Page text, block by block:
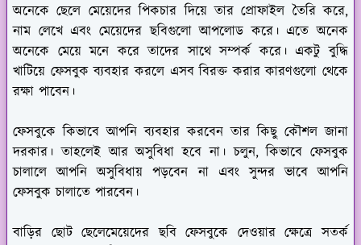
অনেকে ছেলে মেয়েদের পিকচার দিয়ে তার প্রোফাইল তৈরি করে,
নাম লেখে এবং মেয়েদের ছবিগুলো আপলোড করে। এতে অনেক
অনেকে মেয়ে মনে করে তাদের সাথে সম্পর্ক করে। একটু বুদ্ধি
খাটিয়ে ফেসবুক ব্যবহার করলে এসব বিরক্ত করার কারণগুলো থেকে
রক্ষা পাবেন।
ফেসবুকে কিভাবে আপনি ব্যবহার করবেন তার কিছু কৌশল জানা
দরকার। তাহলেই আর অসুবিধা হবে না। চলুন, কিভাবে ফেসবুক
চালালে আপনি অসুবিধায় পড়বেন না এবং সুন্দর ভাবে আপনি
ফেসবুক চালাতে পারবেন।
বাড়ির ছোট ছেলেমেয়েদের ছবি ফেসবুকে দেওয়ার ক্ষেত্রে সতর্ক